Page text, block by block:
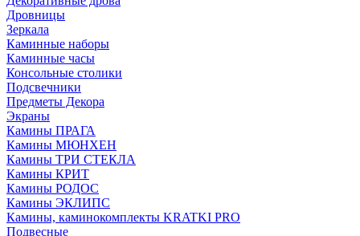
Дровницы
Зеркала
Каминные наборы
Каминные часы
Консольные столики
Подсвечники
Предметы Декора
Экраны
Камины ПРАГА
Камины МЮНХЕН
Камины ТРИ СТЕКЛА
Камины КРИТ
Камины РОДОС
Камины ЭКЛИПС
Камины, каминокомплекты KRATKI PRO
Подвесные